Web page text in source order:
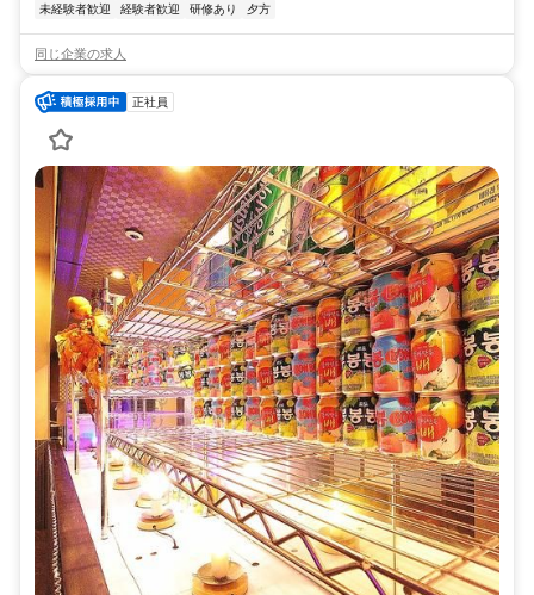
未経験者歓迎
経験者歓迎 研修あり 夕方
同じ企業の求人
正社員